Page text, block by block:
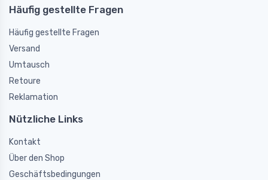
Häufig gestellte Fragen
Häufig gestellte Fragen
Versand
Umtausch
Retoure
Reklamation
Nützliche Links
Kontakt
Über den Shop
Geschäftsbedingungen